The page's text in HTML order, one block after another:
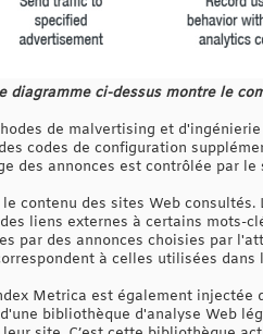
diagramme ci-dessus montre le
de malvertising et
codes de configuration
des annonces est contrôlée par le
contenu des sites Web
liens externes à certains mots-
par des annonces choisies par
à celles utilisées dans
Metrica est également
bibliothèque d'analyse Web